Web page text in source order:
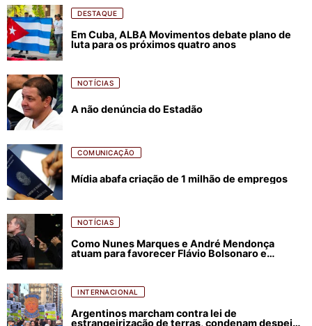
DESTAQUE
Em Cuba, ALBA Movimentos debate plano de
luta para os próximos quatro anos
NOTÍCIAS
A não denúncia do Estadão
COMUNICAÇÃO
Mídia abafa criação de 1 milhão de empregos
NOTÍCIAS
Como Nunes Marques e André Mendonça
atuam para favorecer Flávio Bolsonaro e
INTERNACIONAL
Argentinos marcham contra lei de
estrangeirização de terras, condenam despejos